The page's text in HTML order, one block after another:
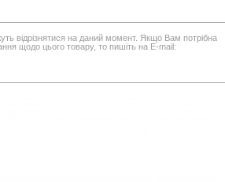
відрізнятися на даний момент. Якщо Вам потрібна
щодо цього товару, то пишіть на E-mail: